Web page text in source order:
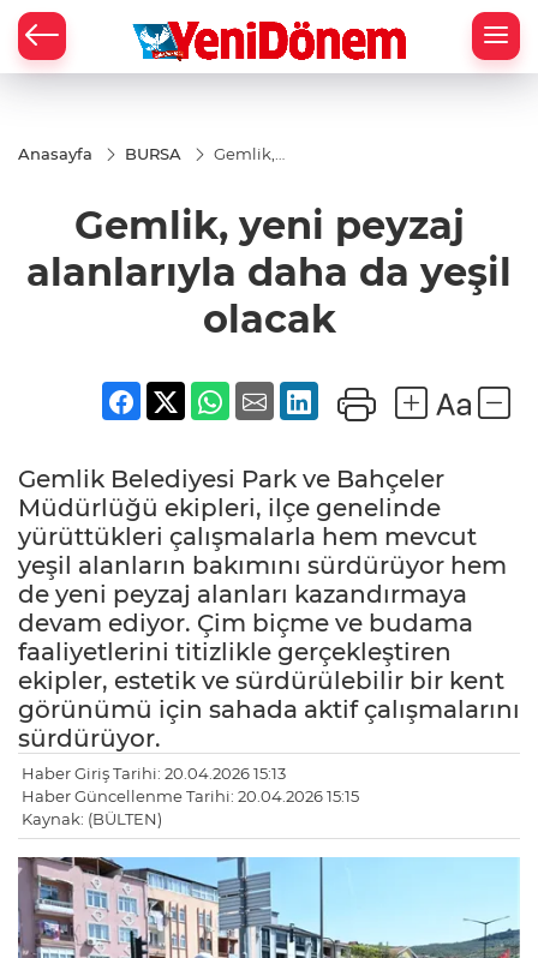
Anasayfa BURSA
Gemlik,
daha da
yeşil
olacak
Gemlik, yeni peyzaj
alanlarıyla daha da yeşil
olacak
Gemlik Belediyesi Park ve Bahçeler
Müdürlüğü ekipleri, ilçe genelinde
yürüttükleri çalışmalarla hem mevcut
yeşil alanların bakımını sürdürüyor hem
de yeni peyzaj alanları kazandırmaya
devam ediyor. Çim biçme ve budama
faaliyetlerini titizlikle gerçekleştiren
ekipler, estetik ve sürdürülebilir bir kent
görünümü için sahada aktif çalışmalarını
sürdürüyor.
Haber Giriş Tarihi: 20.04.2026 15:13
Haber Güncellenme Tarihi: 20.04.2026 15:15
Kaynak: (BÜLTEN)